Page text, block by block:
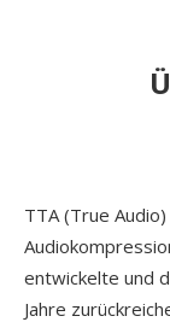
TTA (True
entwickelte und
Jahre